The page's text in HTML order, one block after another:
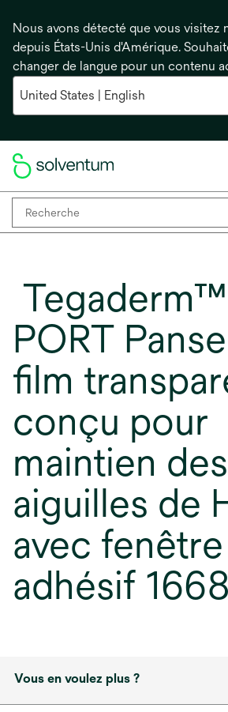
Nous avons détecté que vous visitez
depuis États-Unis d'Amérique.
changer de langue pour un contenu
PORT
film
conçu pour
maintien des
aiguilles de
avec
adhésif
Vous en voulez plus ?